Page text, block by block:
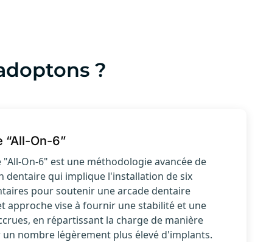
?
“All-On-6”
"All-On-6" est une méthodologie avancée de
dentaire qui implique l'installation de six
pour soutenir une arcade dentaire
approche vise à fournir une stabilité et une
en répartissant la charge de manière
nombre légèrement plus élevé d'implants.